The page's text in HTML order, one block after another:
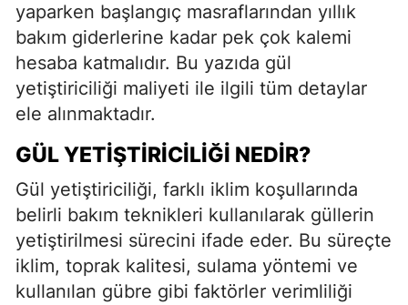
yaparken başlangıç masraflarından yıllık
bakım giderlerine kadar pek çok kalemi
hesaba katmalıdır. Bu yazıda gül
yetiştiriciliği maliyeti ile ilgili tüm detaylar
ele alınmaktadır.
GÜL YETIŞTIRICILIĞI NEDIR?
Gül yetiştiriciliği, farklı iklim koşullarında
belirli bakım teknikleri kullanılarak güllerin
yetiştirilmesi sürecini ifade eder. Bu süreçte
iklim, toprak kalitesi, sulama yöntemi ve
kullanılan gübre gibi faktörler verimliliği